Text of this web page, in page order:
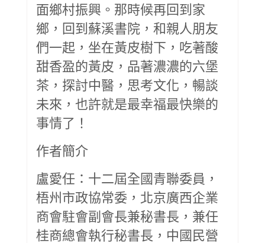
面鄉村振興。那時候再回到家
鄉，回到蘇溪書院，和親人朋友
們一起，坐在黃皮樹下，吃著酸
甜香盈的黃皮，品著濃濃的六堡
茶，探討中醫，思考文化，暢談
未來，也許就是最幸福最快樂的
事情了！
作者簡介
盧愛任：十二屆全國青聯委員，
梧州市政協常委，北京廣西企業
商會駐會副會長兼秘書長，兼任
桂商總會執行秘書長，中國民營